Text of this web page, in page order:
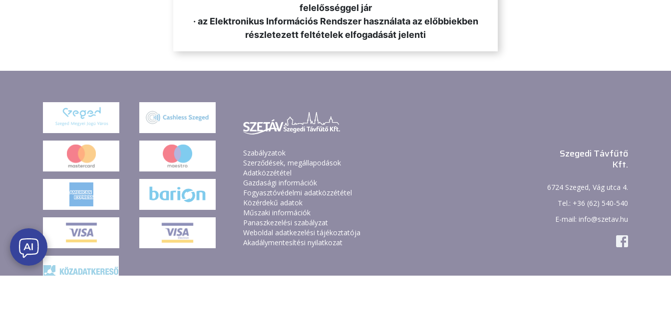
felelősséggel jár
· az Elektronikus Információs Rendszer használata az előbbiekben
részletezett feltételek elfogadását jelenti
Szabályzatok
Szerződések, megállapodások
Adatközzététel
Gazdasági információk
Fogyasztóvédelmi adatközzététel
Közérdekű adatok
Műszaki információk
Panaszkezelési szabályzat
Weboldal adatkezelési tájékoztatója
Akadálymentesítési nyilatkozat
Szegedi Távfűtő
Kft.
6724 Szeged, Vág utca 4.
Tel.: +36 (62) 540-540
E-mail: info@szetav.hu